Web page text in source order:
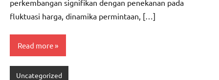
perkembangan signifikan dengan penekanan pada
fluktuasi harga, dinamika permintaan, […]
Read more
Uncategorized